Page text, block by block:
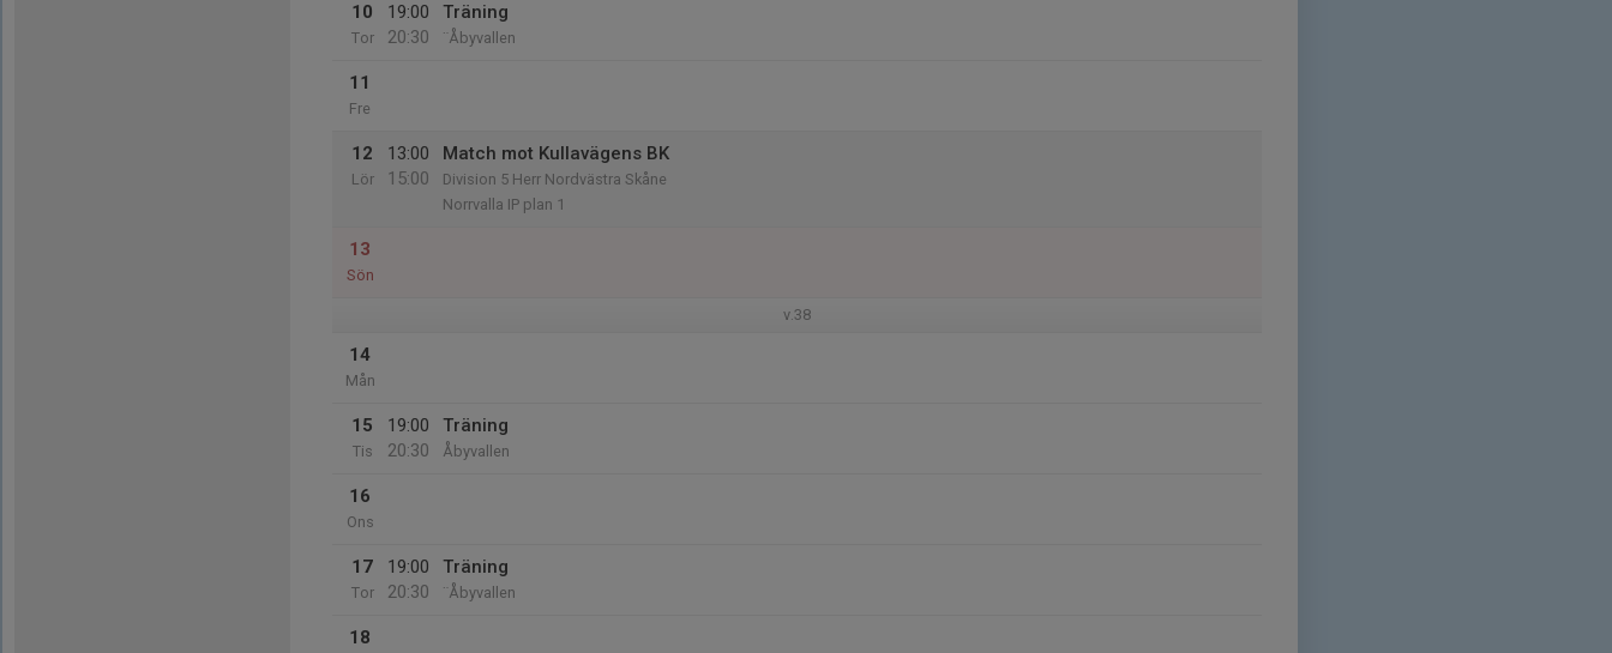
10
Tor
19:00
20:30
Träning
¨Åbyvallen
11
Fre
12
Lör
13:00
15:00
Match mot Kullavägens BK
Division 5 Herr Nordvästra Skåne
Norrvalla IP plan 1
13
Sön
v.38
14
Mån
15
Tis
19:00
20:30
Träning
Åbyvallen
16
Ons
17
Tor
19:00
20:30
Träning
¨Åbyvallen
18